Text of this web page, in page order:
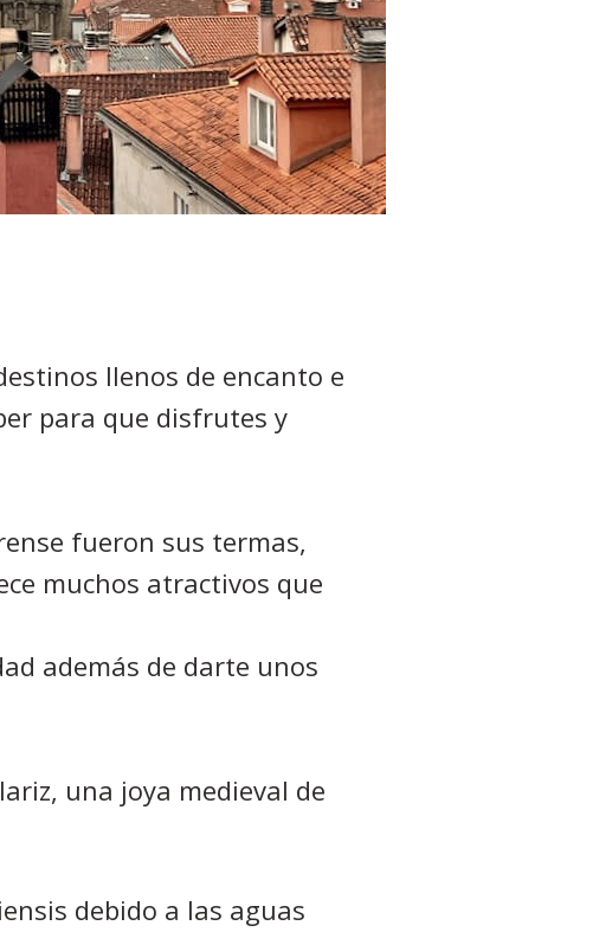
llenos de encanto e
para que disfrutes y
fueron sus termas,
muchos atractivos que
además de darte unos
una joya medieval de
debido a las aguas